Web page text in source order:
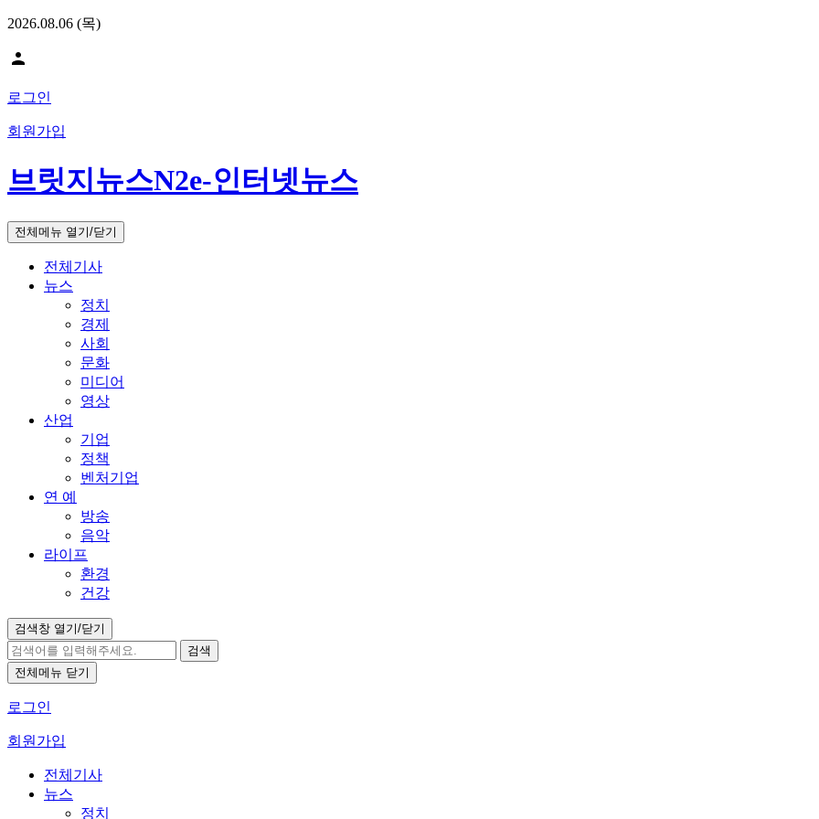
2026.08.06 (목)
person
로그인
회원가입
브릿지뉴스N2e-인터넷뉴스
전체메뉴 열기/닫기
전체기사
뉴스
정치
경제
사회
문화
미디어
영상
산업
기업
정책
벤처기업
연 예
방송
음악
라이프
환경
건강
검색창 열기/닫기
검색
전체메뉴 닫기
로그인
회원가입
전체기사
뉴스
정치